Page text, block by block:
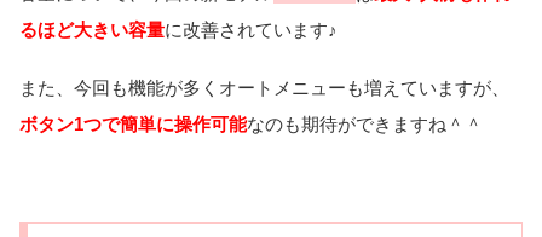
るほど大きい容量に改善されています♪
また、今回も機能が多くオートメニューも増えていますが、
ボタン1つで簡単に操作可能なのも期待ができますね＾＾